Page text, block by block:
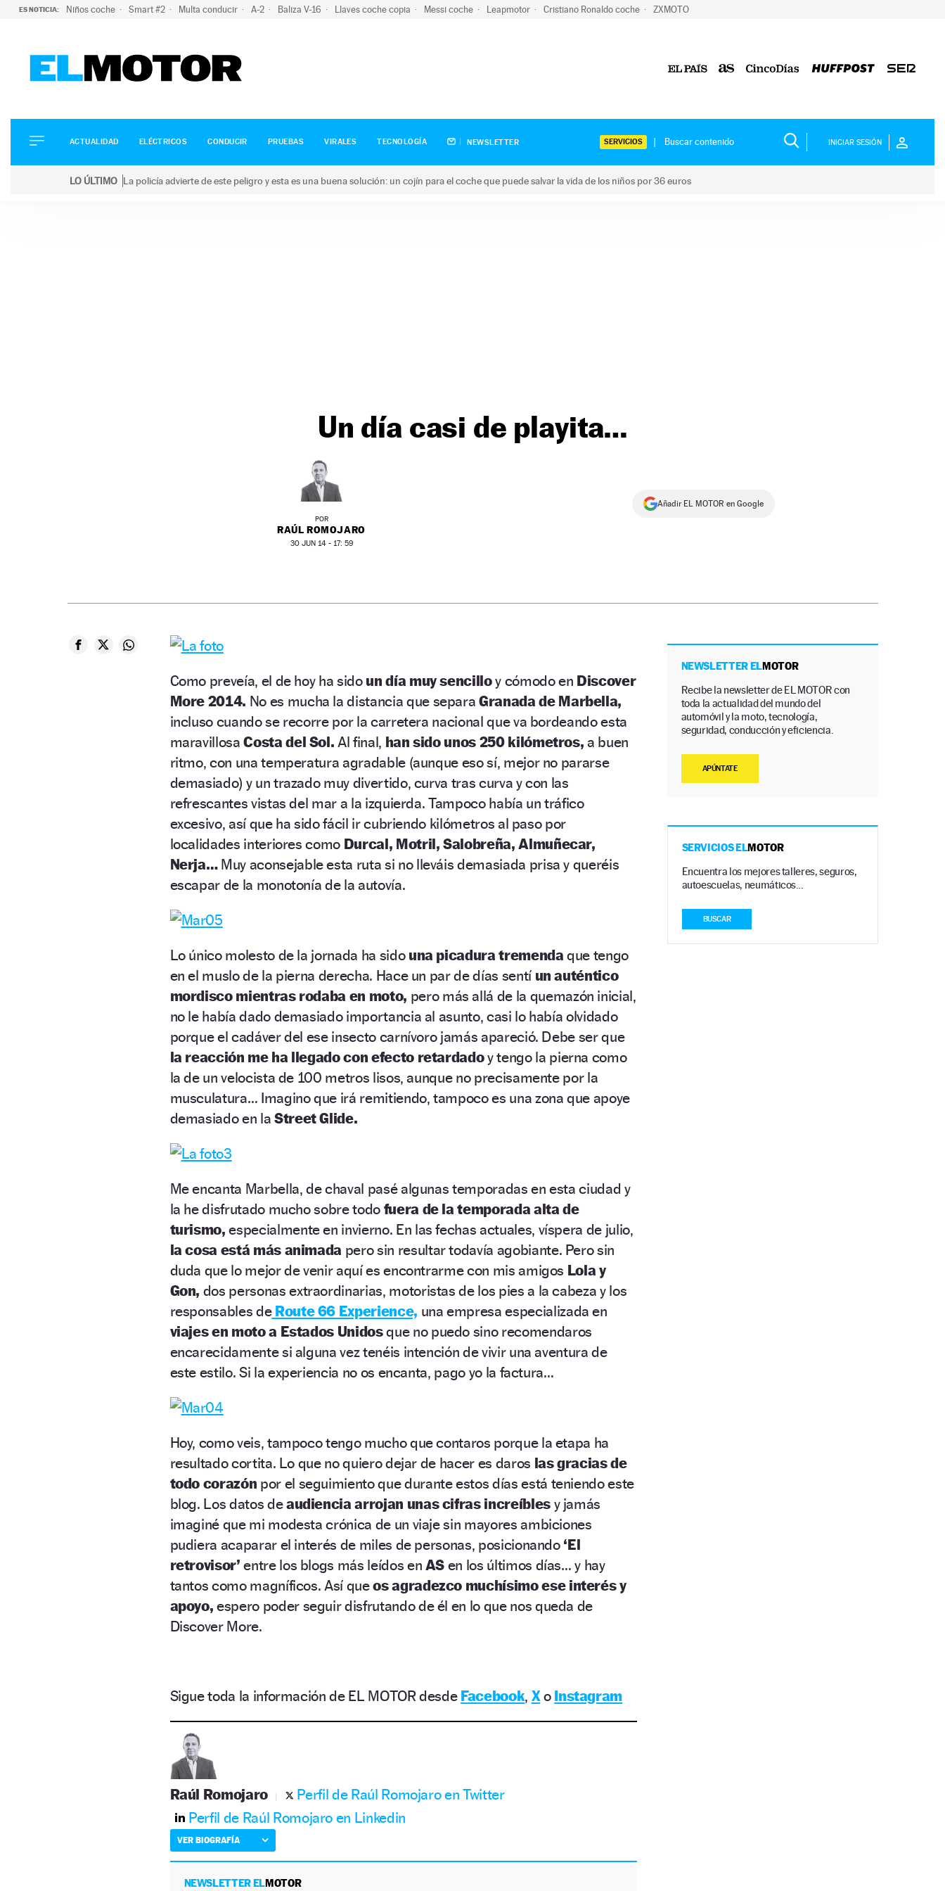
ES NOTICIA: Niños coche Smart #2 Multa conducir A-2 Baliza V-16 Llaves coche copia Messi coche Leapmotor Cristiano Ronaldo coche ZXMOTO
ELÉCTRICOS
CONDUCIR
ACTUALIDAD ELÉCTRICOS CONDUCIR PRUEBAS VIRALES TECNOLOGÍA NEWSLETTER SERVICIOS INICIAR SESIÓN
LO ÚLTIMO La policía advierte de este peligro y esta es una buena solución: un cojín para el coche que puede salvar la vida de los niños por 36 euros
Un día casi de playita…
POR
RAÚL ROMOJARO
30 JUN 14 - 17: 59
Añadir EL MOTOR en Google
Como preveía, el de hoy ha sido un día muy sencilloy cómodo en Discover
More 2014. No es mucha la distancia que separaGranada de Marbella,
incluso cuando se recorre por la carretera nacional que va bordeando esta
maravillosaCosta del Sol. Al final, han sido unos 250 kilómetros, a buen
ritmo, con una temperatura agradable (aunque eso sí, mejor no pararse
demasiado) y un trazado muy divertido, curva tras curva y con las
refrescantes vistas del mar a la izquierda. Tampoco había un tráfico
excesivo, así que ha sido fácil ir cubriendo kilómetros al paso por
localidades interiores como Durcal, Motril, Salobreña, Almuñecar,
Nerja…Muy aconsejable esta ruta si no lleváis demasiada prisa y queréis
escapar de la monotonía de la autovía.
Lo único molesto de la jornada ha sido una picadura tremenda que tengo
en el muslo de la pierna derecha. Hace un par de días sentíun auténtico
mordisco mientras rodaba en moto, pero más allá de la quemazón inicial,
no le había dado demasiado importancia al asunto, casi lo había olvidado
porque el cadáver del ese insecto carnívoro jamás apareció. Debe ser que
la reacción me ha llegado con efecto retardadoy tengo la pierna como
la de un velocista de 100 metros lisos, aunque no precisamente por la
musculatura… Imagino que irá remitiendo, tampoco es una zona que apoye
demasiado en la Street Glide.
Me encanta Marbella, de chaval pasé algunas temporadas en esta ciudad y
la he disfrutado mucho sobre todo fuera de la temporada alta de
turismo, especialmente en invierno. En las fechas actuales, víspera de julio,
la cosa está más animada pero sin resultar todavía agobiante. Pero sin
duda que lo mejor de venir aquí es encontrarme con mis amigos Lola y
Gon, dos personas extraordinarias, motoristas de los pies a la cabeza y los
responsables deRoute 66 Experience, una empresa especializada en
viajes en moto a Estados Unidosque no puedo sino recomendaros
encarecidamente si alguna vez tenéis intención de vivir una aventura de
este estilo. Si la experiencia no os encanta, pago yo la factura…
Hoy, como veis, tampoco tengo mucho que contaros porque la etapa ha
resultado cortita. Lo que no quiero dejar de hacer es daros las gracias de
todo corazón por el seguimiento que durante estos días está teniendo este
blog. Los datos deaudiencia arrojan unas cifras increíblesy jamás
imaginé que mi modesta crónica de un viaje sin mayores ambiciones
pudiera acaparar el interés de miles de personas, posicionando‘El
retrovisor’ entre los blogs más leídos en AS en los últimos días… y hay
tantos como magníficos. Así queos agradezco muchísimo ese interés y
apoyo, espero poder seguir disfrutando de él en lo que nos queda de
Discover More.
Sigue toda la información de EL MOTOR desde Facebook, Xo Instagram
Raúl Romojaro
Perfil de Raúl Romojaro en Twitter
Perfil de Raúl Romojaro en Linkedin
VER BIOGRAFÍA
NEWSLETTER ELMOTOR
NEWSLETTER ELMOTOR
Recibe la newsletter de EL MOTOR con
toda la actualidad del mundo del
automóvil y la moto, tecnología,
seguridad, conducción y eficiencia.
APÚNTATE
SERVICIOS ELMOTOR
Encuentra los mejores talleres, seguros,
autoescuelas, neumáticos…
BUSCAR